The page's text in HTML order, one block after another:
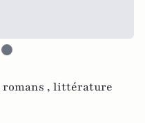
romans , littérature